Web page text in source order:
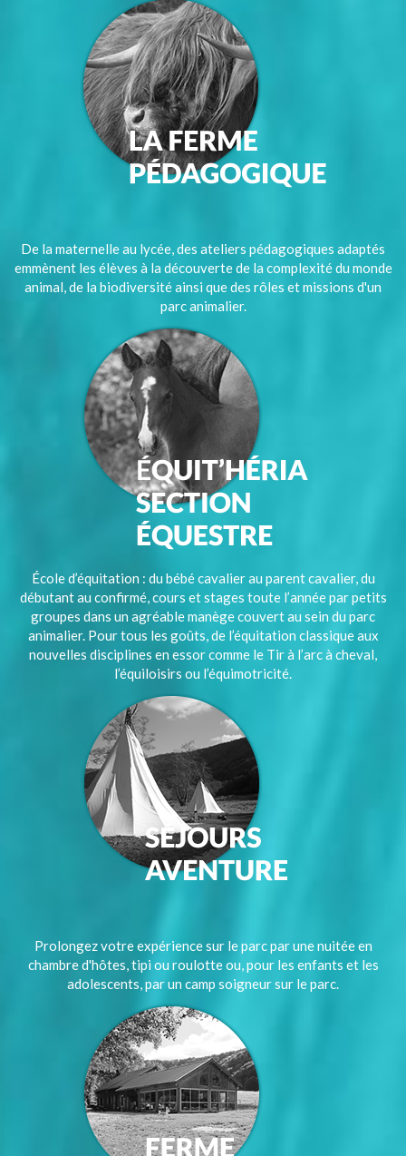
De la maternelle au lycée, des ateliers pédagogiques adaptés
emmènent les élèves à la découverte de la complexité du monde
animal, de la biodiversité ainsi que des rôles et missions d'un
parc animalier.
École d’équitation : du bébé cavalier au parent cavalier, du
débutant au confirmé, cours et stages toute l’année par petits
groupes dans un agréable manège couvert au sein du parc
animalier. Pour tous les goûts, de l’équitation classique aux
nouvelles disciplines en essor comme le Tir à l’arc à cheval,
l’équiloisirs ou l’équimotricité.
Prolongez votre expérience sur le parc par une nuitée en
chambre d'hôtes, tipi ou roulotte ou, pour les enfants et les
adolescents, par un camp soigneur sur le parc.